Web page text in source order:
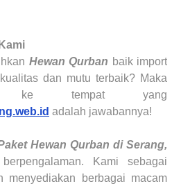
Hewan Qurban baik import
dan mutu terbaik? Maka
ke tempat yang
adalah jawabannya!
Hewan Qurban di Serang,
Kami sebagai
menyediakan berbagai macam